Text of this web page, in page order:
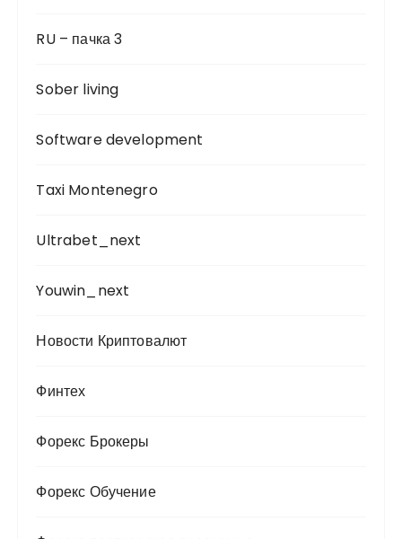
RU – пачка 3
Sober living
Software development
Taxi Montenegro
Ultrabet_next
Youwin_next
Новости Криптовалют
Финтех
Форекс Брокеры
Форекс Обучение